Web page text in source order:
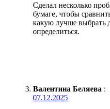
Сделал несколько
бумаге, чтобы
какую лучше выбрать
определиться.
Валентина Беляева :
07.12.2025